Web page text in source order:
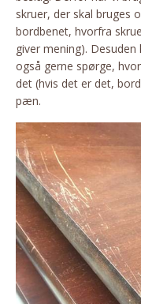
GARTNER
Beplantning
Belægning
Skadedyr
Om Værktøj
Andet
RENGØRING
Rengøring Af Overflader
Pletleksikon
skruer, der skal bruges
bordbenet, hvorfra
giver mening).
også gerne spørge,
det (hvis det er det,
pæn.